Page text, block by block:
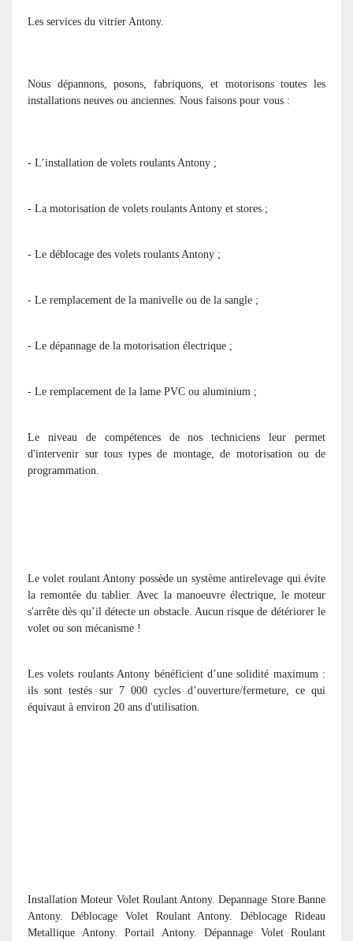
Les services du vitrier Antony.
Nous dépannons, posons, fabriquons, et motorisons toutes les
installations neuves ou anciennes. Nous faisons pour vous :
- L’installation de volets roulants Antony ;
- La motorisation de volets roulants Antony et stores ;
- Le déblocage des volets roulants Antony ;
- Le remplacement de la manivelle ou de la sangle ;
- Le dépannage de la motorisation électrique ;
- Le remplacement de la lame PVC ou aluminium ;
Le niveau de compétences de nos techniciens leur permet
d'intervenir sur tous types de montage, de motorisation ou de
programmation.
Le volet roulant Antony possède un système antirelevage qui évite
la remontée du tablier. Avec la manoeuvre électrique, le moteur
s'arrête dès qu’il détecte un obstacle. Aucun risque de détériorer le
volet ou son mécanisme !
Les volets roulants Antony bénéficient d’une solidité maximum :
ils sont testés sur 7 000 cycles d’ouverture/fermeture, ce qui
équivaut à environ 20 ans d'utilisation.
Installation Moteur Volet Roulant Antony. Depannage Store Banne
Antony. Déblocage Volet Roulant Antony. Déblocage Rideau
Metallique Antony. Portail Antony. Dépannage Volet Roulant